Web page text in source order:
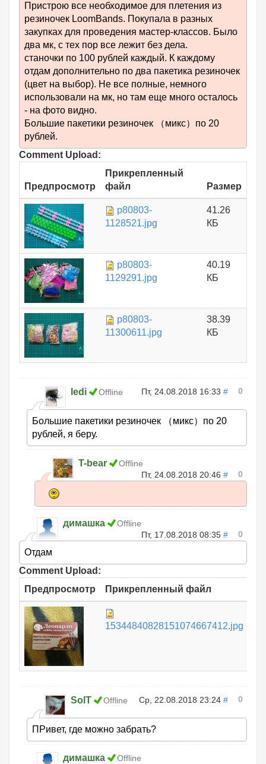
Пристрою все необходимое для плетения из
резиночек LoomBands. Покупала в разных
закупках для проведения мастер-классов. Было
два мк, с тех пор все лежит без дела.
станочки по 100 рублей каждый. К каждому
отдам дополнительно по два пакетика резиночек
(цвет на выбор). Не все полные, немного
использовали на мк, но там еще много осталось
- на фото видно.
Большие пакетики резиночек （микс）по 20
рублей.
Comment Upload:
Предпросмотр
Прикрепленный
файл
Размер
p80803-
1128521.jpg
41.26
КБ
p80803-
1129291.jpg
40.19
КБ
p80803-
11300611.jpg
38.39
КБ
ledi Offline Пт, 24.08.2018 16:33 # 0
Большие пакетики резиночек （микс）по 20
рублей, я беру.
T-bear
Offline
Пт, 24.08.2018 20:46 # 0
димашка
Offline
Пт, 17.08.2018 08:35 # 0
Отдам
Comment Upload:
Предпросмотр
Прикрепленный файл
15344840828151074667412.jpg
SolT Offline Ср, 22.08.2018 23:24 # 0
ПРивет, где можно забрать?
димашка Offline